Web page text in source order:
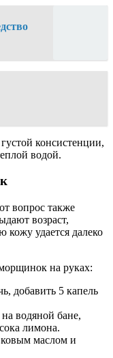
консистенции,
водой.
вопрос также
возраст,
кожу удается далеко
на руках:
добавить 5 капель
водяной бане,
лимона.
маслом и